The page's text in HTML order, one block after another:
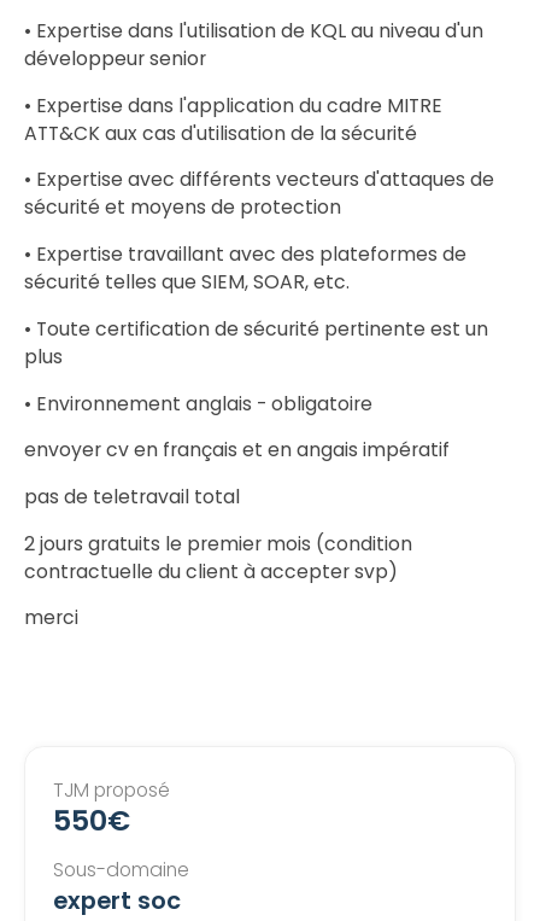
• Expertise dans l'utilisation de KQL au niveau d'un
développeur senior
• Expertise dans l'application du cadre MITRE
ATT&CK aux cas d'utilisation de la sécurité
• Expertise avec différents vecteurs d'attaques de
sécurité et moyens de protection
• Expertise travaillant avec des plateformes de
sécurité telles que SIEM, SOAR, etc.
• Toute certification de sécurité pertinente est un
plus
• Environnement anglais - obligatoire
envoyer cv en français et en angais impératif
pas de teletravail total
2 jours gratuits le premier mois (condition
contractuelle du client à accepter svp)
merci
TJM proposé
550€
Sous-domaine
expert soc